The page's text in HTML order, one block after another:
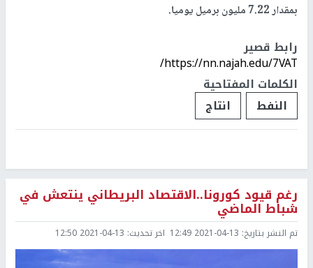
بمقدار 7.22 مليون برميل يوميا.
رابط قصير
https://nn.najah.edu/7VAT/
الكلمات المفتاحية
النفط
انتاج
رغم قيود كورونا..الاقتصاد البريطاني ينتعش في
شباط الماضي
تم النشر بتاريخ: 2021-04-13 12:49 اخر تحديث: 2021-04-13 12:50